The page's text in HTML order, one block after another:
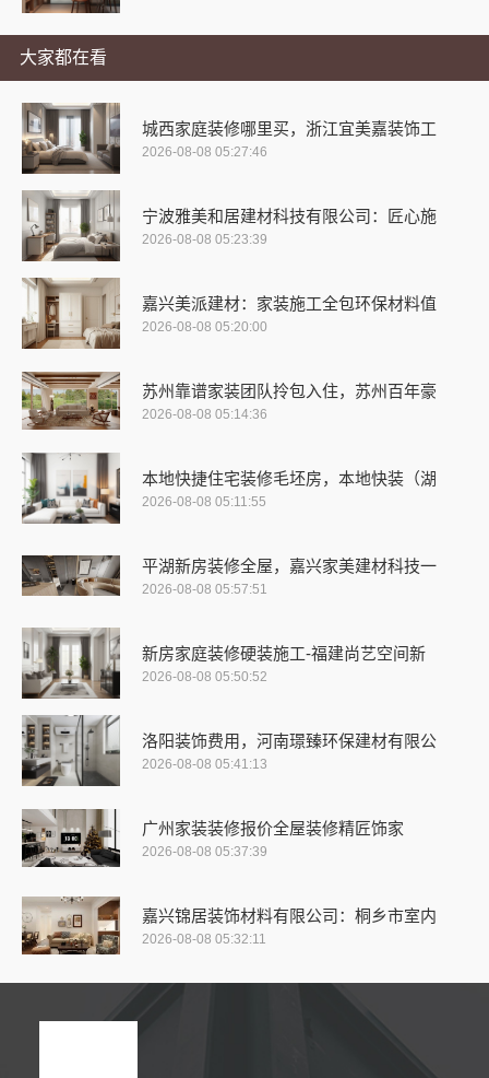
大家都在看
城西家庭装修哪里买，浙江宜美嘉装饰工
2026-08-08 05:27:46
宁波雅美和居建材科技有限公司：匠心施
2026-08-08 05:23:39
嘉兴美派建材：家装施工全包环保材料值
2026-08-08 05:20:00
苏州靠谱家装团队拎包入住，苏州百年豪
2026-08-08 05:14:36
本地快捷住宅装修毛坯房，本地快装（湖
2026-08-08 05:11:55
平湖新房装修全屋，嘉兴家美建材科技一
2026-08-08 05:57:51
新房家庭装修硬装施工-福建尚艺空间新
2026-08-08 05:50:52
洛阳装饰费用，河南璟臻环保建材有限公
2026-08-08 05:41:13
广州家装装修报价全屋装修精匠饰家
2026-08-08 05:37:39
嘉兴锦居装饰材料有限公司：桐乡市室内
2026-08-08 05:32:11